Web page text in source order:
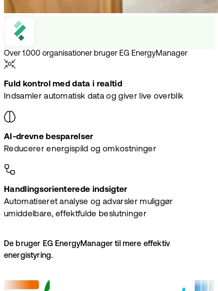
Over 1.000 organisationer bruger EG EnergyManager
Fuld kontrol med data i realtid
Indsamler automatisk data og giver live overblik
AI-drevne besparelser
Reducerer energispild og omkostninger
Handlingsorienterede indsigter
Automatiseret analyse og advarsler muliggør
umiddelbare, effektfulde beslutninger
De bruger EG EnergyManager til mere effektiv
energistyring.